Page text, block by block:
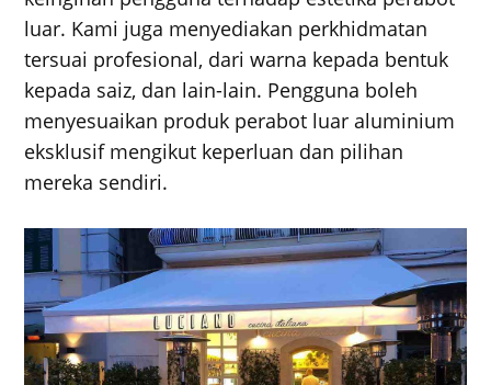
luar. Kami juga menyediakan perkhidmatan
tersuai profesional, dari warna kepada bentuk
kepada saiz, dan lain-lain. Pengguna boleh
menyesuaikan produk perabot luar aluminium
eksklusif mengikut keperluan dan pilihan
mereka sendiri.